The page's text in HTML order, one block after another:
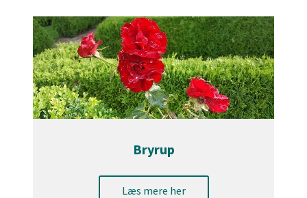
Bryrup
Læs mere her